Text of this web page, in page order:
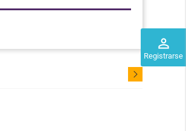
perm_identity
Registrarse